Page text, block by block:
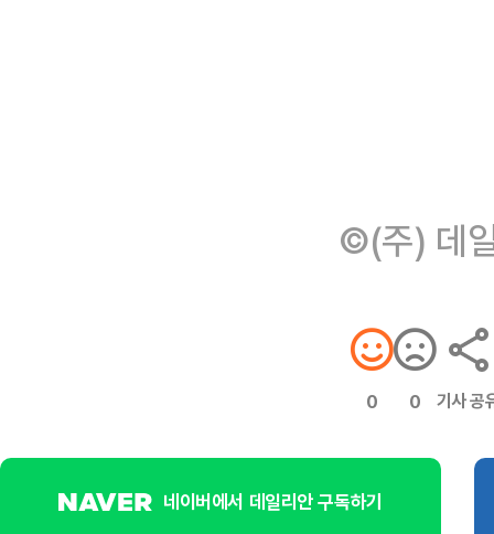
©(주) 데
0 0 기사 공
네이버에서 데일리안 구독하기